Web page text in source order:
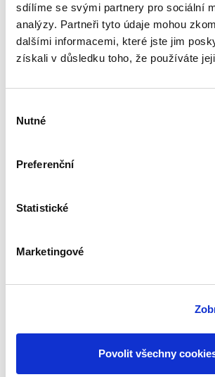
sdílíme se svými partnery pro sociální
analýzy. Partneři tyto údaje mohou
dalšími informacemi, které jste jim
získali v důsledku toho, že používáte
souhlasu
Nutné
Preferenční
Statistické
Marketingové
Povolit všechny
Právo v
690,00 Kč
svého druhu věnuje syntéze